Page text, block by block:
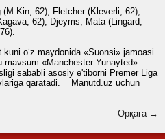
62), Fletcher (Kleverli, 62),
62), Djeyms, Mata (Lingard,
o‘z maydonida «Suonsi» jamoasi
«Manchester Yunayted»
sababli asosiy e'tiborni Premer Liga
qaratadi.
Manutd.uz uchun
Орқага →